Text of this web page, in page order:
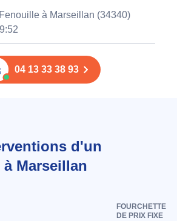
à Marseillan (34340)
04 13 33 38 93
d'un
Marseillan
FOURCHETTE
DE PRIX FIXE